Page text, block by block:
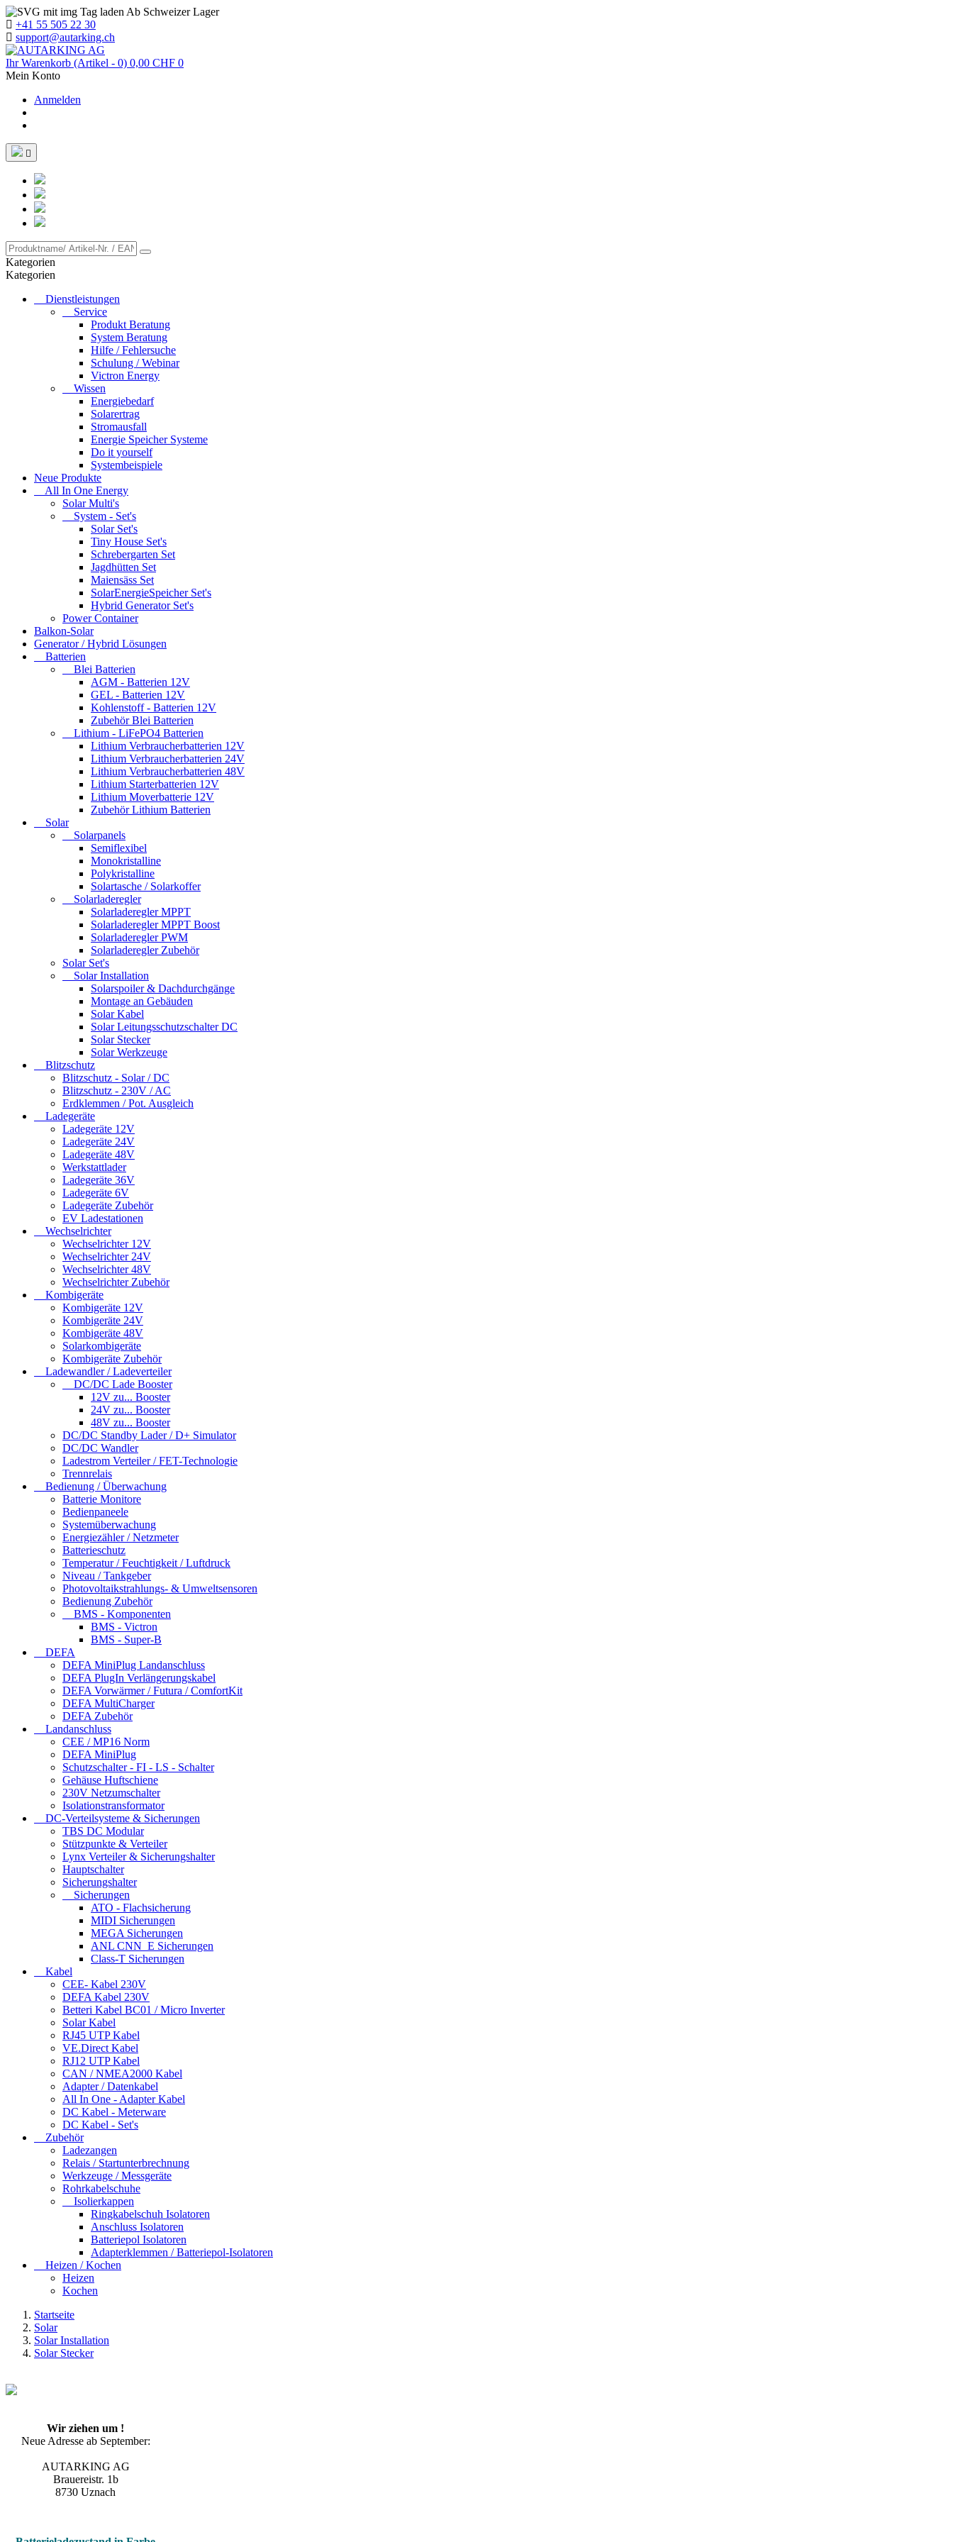
Ab Schweizer Lager
+41 55 505 22 30
support@autarking.ch
Ihr Warenkorb (Artikel - 0) 0,00 CHF 0
Mein Konto
Anmelden

Kategorien
Kategorien
Dienstleistungen
Service
Produkt Beratung
System Beratung
Hilfe / Fehlersuche
Schulung / Webinar
Victron Energy
Wissen
Energiebedarf
Solarertrag
Stromausfall
Energie Speicher Systeme
Do it yourself
Systembeispiele
Neue Produkte
All In One Energy
Solar Multi's
System - Set's
Solar Set's
Tiny House Set's
Schrebergarten Set
Jagdhütten Set
Maiensäss Set
SolarEnergieSpeicher Set's
Hybrid Generator Set's
Power Container
Balkon-Solar
Generator / Hybrid Lösungen
Batterien
Blei Batterien
AGM - Batterien 12V
GEL - Batterien 12V
Kohlenstoff - Batterien 12V
Zubehör Blei Batterien
Lithium - LiFePO4 Batterien
Lithium Verbraucherbatterien 12V
Lithium Verbraucherbatterien 24V
Lithium Verbraucherbatterien 48V
Lithium Starterbatterien 12V
Lithium Moverbatterie 12V
Zubehör Lithium Batterien
Solar
Solarpanels
Semiflexibel
Monokristalline
Polykristalline
Solartasche / Solarkoffer
Solarladeregler
Solarladeregler MPPT
Solarladeregler MPPT Boost
Solarladeregler PWM
Solarladeregler Zubehör
Solar Set's
Solar Installation
Solarspoiler & Dachdurchgänge
Montage an Gebäuden
Solar Kabel
Solar Leitungsschutzschalter DC
Solar Stecker
Solar Werkzeuge
Blitzschutz
Blitzschutz - Solar / DC
Blitzschutz - 230V / AC
Erdklemmen / Pot. Ausgleich
Ladegeräte
Ladegeräte 12V
Ladegeräte 24V
Ladegeräte 48V
Werkstattlader
Ladegeräte 36V
Ladegeräte 6V
Ladegeräte Zubehör
EV Ladestationen
Wechselrichter
Wechselrichter 12V
Wechselrichter 24V
Wechselrichter 48V
Wechselrichter Zubehör
Kombigeräte
Kombigeräte 12V
Kombigeräte 24V
Kombigeräte 48V
Solarkombigeräte
Kombigeräte Zubehör
Ladewandler / Ladeverteiler
DC/DC Lade Booster
12V zu... Booster
24V zu... Booster
48V zu... Booster
DC/DC Standby Lader / D+ Simulator
DC/DC Wandler
Ladestrom Verteiler / FET-Technologie
Trennrelais
Bedienung / Überwachung
Batterie Monitore
Bedienpaneele
Systemüberwachung
Energiezähler / Netzmeter
Batterieschutz
Temperatur / Feuchtigkeit / Luftdruck
Niveau / Tankgeber
Photovoltaikstrahlungs- & Umweltsensoren
Bedienung Zubehör
BMS - Komponenten
BMS - Victron
BMS - Super-B
DEFA
DEFA MiniPlug Landanschluss
DEFA PlugIn Verlängerungskabel
DEFA Vorwärmer / Futura / ComfortKit
DEFA MultiCharger
DEFA Zubehör
Landanschluss
CEE / MP16 Norm
DEFA MiniPlug
Schutzschalter - FI - LS - Schalter
Gehäuse Huftschiene
230V Netzumschalter
Isolationstransformator
DC-Verteilsysteme & Sicherungen
TBS DC Modular
Stützpunkte & Verteiler
Lynx Verteiler & Sicherungshalter
Hauptschalter
Sicherungshalter
Sicherungen
ATO - Flachsicherung
MIDI Sicherungen
MEGA Sicherungen
ANL CNN_E Sicherungen
Class-T Sicherungen
Kabel
CEE- Kabel 230V
DEFA Kabel 230V
Betteri Kabel BC01 / Micro Inverter
Solar Kabel
RJ45 UTP Kabel
VE.Direct Kabel
RJ12 UTP Kabel
CAN / NMEA2000 Kabel
Adapter / Datenkabel
All In One - Adapter Kabel
DC Kabel - Meterware
DC Kabel - Set's
Zubehör
Ladezangen
Relais / Startunterbrechnung
Werkzeuge / Messgeräte
Rohrkabelschuhe
Isolierkappen
Ringkabelschuh Isolatoren
Anschluss Isolatoren
Batteriepol Isolatoren
Adapterklemmen / Batteriepol-Isolatoren
Heizen / Kochen
Heizen
Kochen
Startseite
Solar
Solar Installation
Solar Stecker
Wir ziehen um !
Neue Adresse ab September:
AUTARKING AG
Brauereistr. 1b
8730 Uznach